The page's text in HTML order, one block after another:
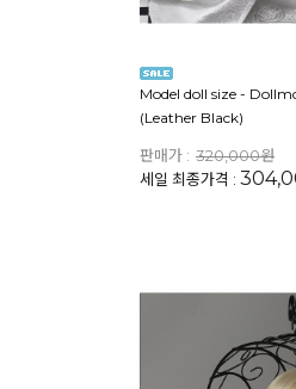
Model doll size -
(Leather Black)
판매가 : 320,000원
세일 최종가격 :